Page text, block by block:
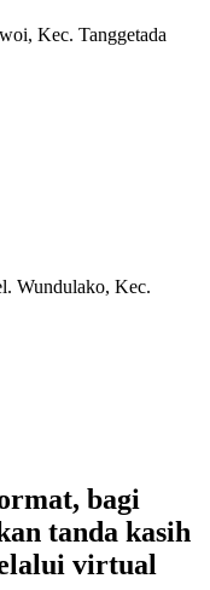
Kec. Tanggetada
Wundulako, Kec.
bagi
tanda kasih
virtual